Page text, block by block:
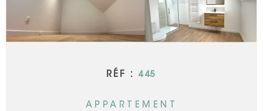
RÉF : 445
APPARTEMENT